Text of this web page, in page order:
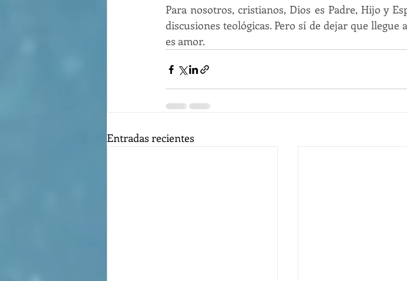
Para nosotros, cristianos, Dios es Padre, Hijo y
discusiones teológicas. Pero sí de dejar que
es amor.
Entradas recientes